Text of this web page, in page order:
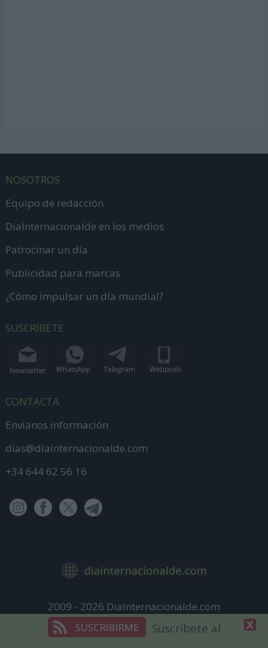
NOSOTROS
Equipo de redacción
DiaInternacionalde en los medios
Patrocinar un día
Publicidad para marcas
¿Cómo impulsar un día mundial?
SUSCRÍBETE
CONTACTA
Envíanos información
dias@diainternacionalde.com
+34 644 62 56 16
2009 - 2026 DiaInternacionalde.com
Aviso LegalSuscríbete al